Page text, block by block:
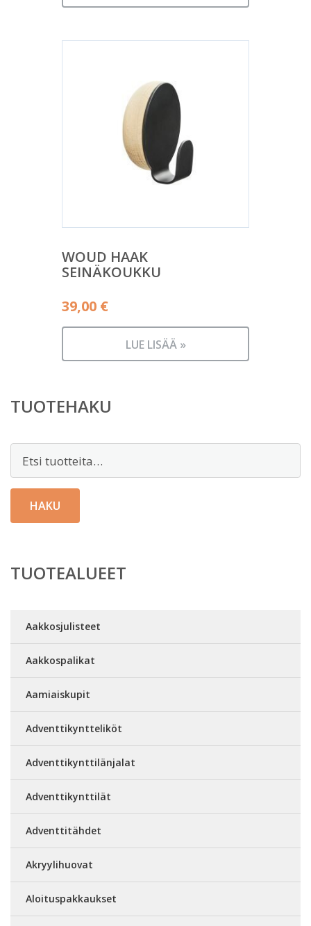
WOUD HAAK
SEINÄKOUKKU
39,00 €
LUE LISÄÄ »
TUOTEHAKU
HAKU
TUOTEALUEET
Aakkosjulisteet
Aakkospalikat
Aamiaiskupit
Adventtikyntteliköt
Adventtikynttilänjalat
Adventtikynttilät
Adventtitähdet
Akryylihuovat
Aloituspakkaukset